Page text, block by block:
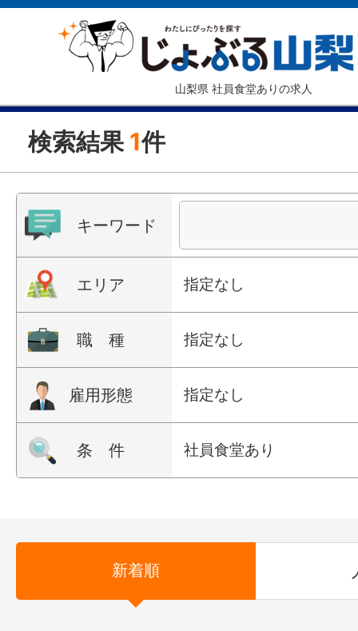
山梨県 社員食堂ありの求人
検索結果 1件
キーワード
エリア 指定なし
職 種 指定なし
雇用形態 指定なし
条 件 社員食堂あり
新着順